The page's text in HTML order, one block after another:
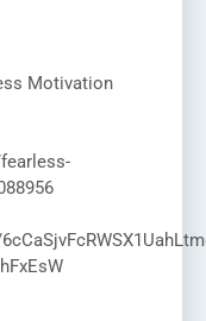
Motivation